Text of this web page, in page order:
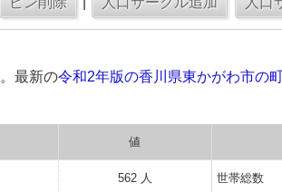
最新の令和2年版の香川県東かがわ市の
値
562 人 世帯総数